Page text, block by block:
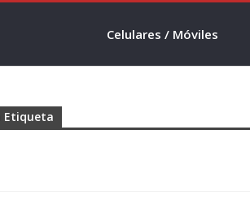
Celulares / Móviles
Etiqueta